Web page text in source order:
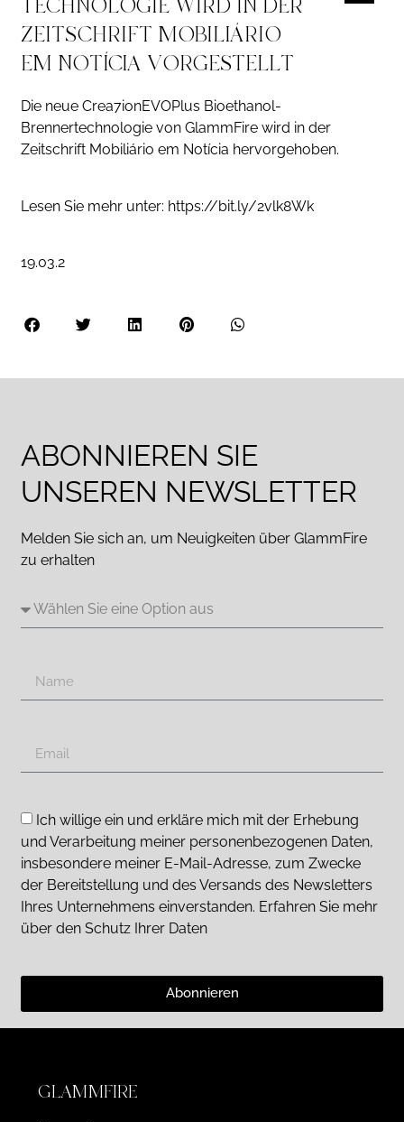
ZEITSCHRIFT MOBILIÁRIO
EM NOTÍCIA VORGESTELLT
Die neue Crea7ionEVOPlus Bioethanol-
Brennertechnologie von GlammFire wird in der
Zeitschrift Mobiliário em Notícia hervorgehoben.
Lesen Sie mehr unter: https://bit.ly/2vlk8Wk
19.03.2
ABONNIEREN SIE
UNSEREN NEWSLETTER
Melden Sie sich an, um Neuigkeiten über GlammFire
zu erhalten
Ich willige ein und erkläre mich mit der Erhebung
und Verarbeitung meiner personenbezogenen Daten,
insbesondere meiner E-Mail-Adresse, zum Zwecke
der Bereitstellung und des Versands des Newsletters
Ihres Unternehmens einverstanden. Erfahren Sie mehr
über den Schutz Ihrer Daten
Abonnieren
GLAMMFIRE